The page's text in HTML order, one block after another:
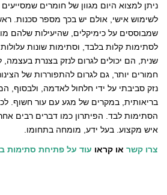
ניתן למצוא היום מגוון של חומרים
לשימוש אישי, אולם יש בכך מספר סכנות.
שמבוססים על כימיקלים, שהיעילות שלהם
לסתימות קלות בלבד, וסתימות שונות עלולות
שנית, הם יכולים לגרום לנזק בצנרת
חמורים יותר, גם לגרום להתפוררות של
נזק סביבתי על ידי חלחול לאדמה, ולבסוף,
בריאותית, במקרים של מגע עם עור חשוף.
הסתימות לבד. הפיתרון כמו דברים רבים
איש מקצוע. בעל ידע, מומחה בתחומו.
צרו קשר או קראו עוד על פתיחת סתימות